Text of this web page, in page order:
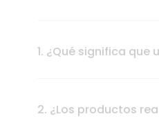
1. ¿Qué significa
2. ¿Los productos